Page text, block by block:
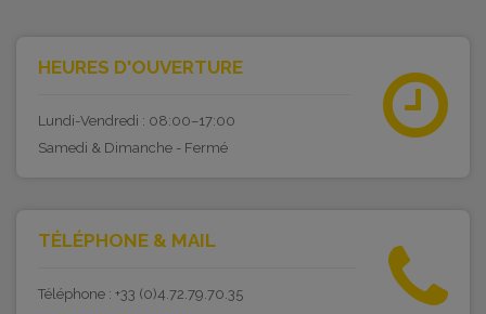
HEURES D'OUVERTURE
Lundi-Vendredi : 08:00–17:00
Samedi & Dimanche - Fermé
TÉLÉPHONE & MAIL
Téléphone : +33 (0)4.72.79.70.35